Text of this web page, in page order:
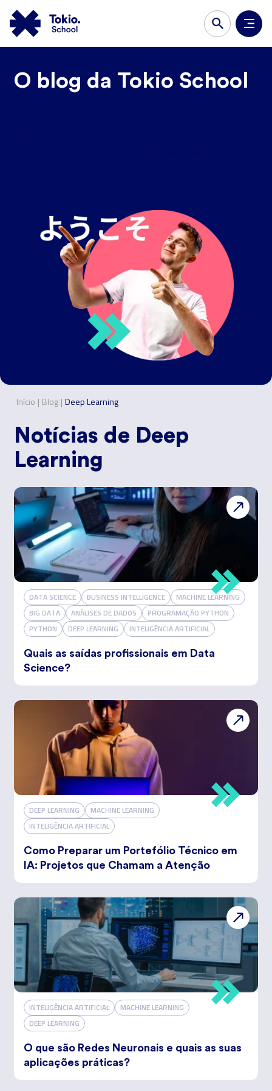
O blog da Tokio School
Início | Blog | Deep Learning
Notícias de Deep
Learning
DATA SCIENCE BUSINESS INTELLIGENCE
MACHINE LEARNING
BIG DATA
ANÁLISES DE DADOS
PROGRAMAÇÃO PYTHON
PYTHON
DEEP LEARNING INTELIGÊNCIA ARTIFICIAL
Quais as saídas profissionais em Data
Science?
DEEP LEARNING
MACHINE LEARNING
INTELIGÊNCIA ARTIFICIAL
Como Preparar um Portefólio Técnico em
IA: Projetos que Chamam a Atenção
INTELIGÊNCIA ARTIFICIAL
MACHINE LEARNING
DEEP LEARNING
O que são Redes Neuronais e quais as suas
aplicações práticas?